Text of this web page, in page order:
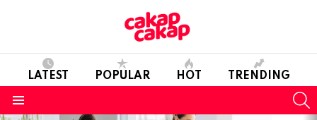
LATEST POPULAR HOT TRENDING